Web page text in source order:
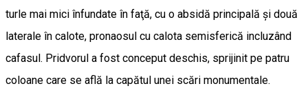
turle mai mici înfundate în faţă, cu o absidă principală şi două
laterale în calote, pronaosul cu calota semisferică incluzând
cafasul. Pridvorul a fost conceput deschis, sprijinit pe patru
coloane care se află la capătul unei scări monumentale.